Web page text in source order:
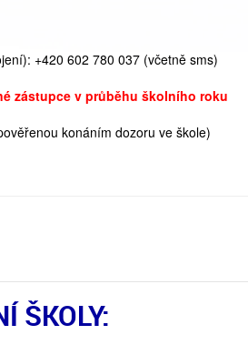
+420 602 780 037 (včetně sms)
zástupce v průběhu školního roku
konáním dozoru ve škole)
ŠKOLY: